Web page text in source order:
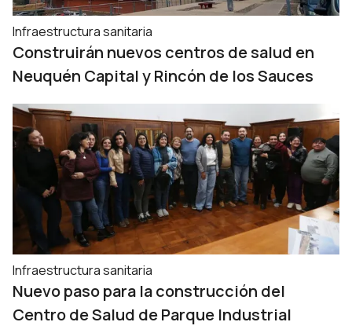
Infraestructura sanitaria
Construirán nuevos centros de salud en
Neuquén Capital y Rincón de los Sauces
Infraestructura sanitaria
Nuevo paso para la construcción del
Centro de Salud de Parque Industrial